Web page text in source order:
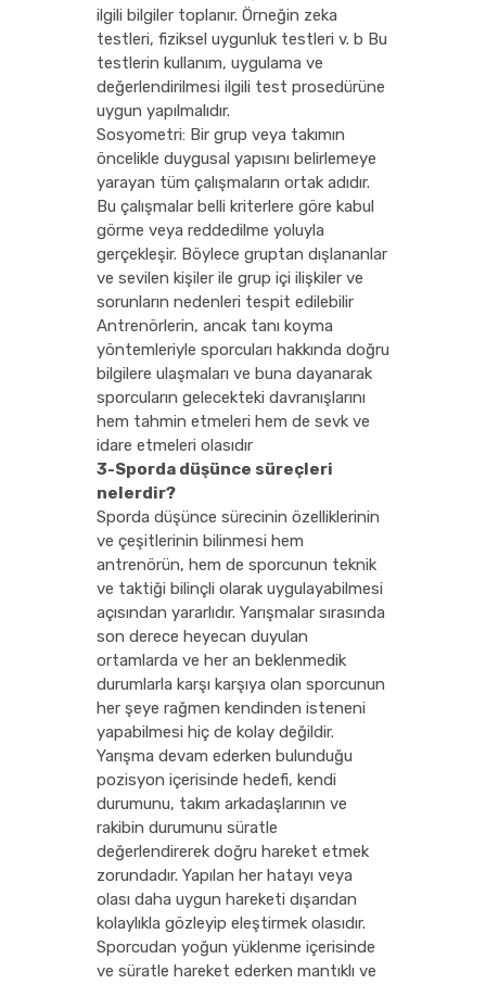
ilgili bilgiler toplanır. Örneğin zeka
testleri, fiziksel uygunluk testleri v. b Bu
testlerin kullanım, uygulama ve
değerlendirilmesi ilgili test prosedürüne
uygun yapılmalıdır.
Sosyometri: Bir grup veya takımın
öncelikle duygusal yapısını belirlemeye
yarayan tüm çalışmaların ortak adıdır.
Bu çalışmalar belli kriterlere göre kabul
görme veya reddedilme yoluyla
gerçekleşir. Böylece gruptan dışlananlar
ve sevilen kişiler ile grup içi ilişkiler ve
sorunların nedenleri tespit edilebilir
Antrenörlerin, ancak tanı koyma
yöntemleriyle sporcuları hakkında doğru
bilgilere ulaşmaları ve buna dayanarak
sporcuların gelecekteki davranışlarını
hem tahmin etmeleri hem de sevk ve
idare etmeleri olasıdır
3-Sporda düşünce süreçleri
nelerdir?
Sporda düşünce sürecinin özelliklerinin
ve çeşitlerinin bilinmesi hem
antrenörün, hem de sporcunun teknik
ve taktiği bilinçli olarak uygulayabilmesi
açısından yararlıdır. Yarışmalar sırasında
son derece heyecan duyulan
ortamlarda ve her an beklenmedik
durumlarla karşı karşıya olan sporcunun
her şeye rağmen kendinden isteneni
yapabilmesi hiç de kolay değildir.
Yarışma devam ederken bulunduğu
pozisyon içerisinde hedefi, kendi
durumunu, takım arkadaşlarının ve
rakibin durumunu süratle
değerlendirerek doğru hareket etmek
zorundadır. Yapılan her hatayı veya
olası daha uygun hareketi dışarıdan
kolaylıkla gözleyip eleştirmek olasıdır.
Sporcudan yoğun yüklenme içerisinde
ve süratle hareket ederken mantıklı ve